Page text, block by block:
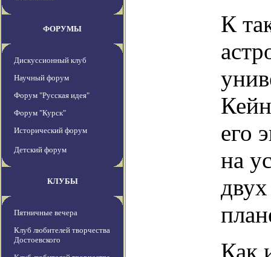
ФОРУМЫ
Дискуссионный клуб
Научный форум
Форум "Русская идея"
Форум "Курск"
Исторический форум
Детский форум
КЛУБЫ
Пятничные вечера
Клуб любителей творчества
Достоевского
К
его
на
Как